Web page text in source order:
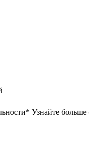
Узнайте больше